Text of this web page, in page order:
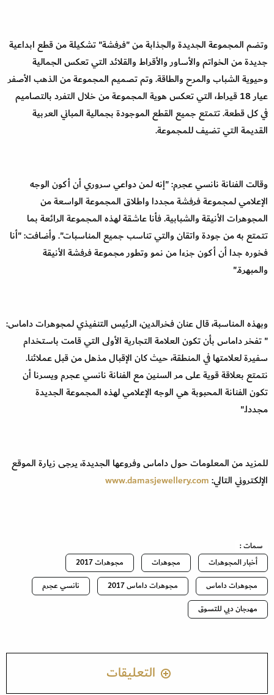
وتضم المجموعة الجديدة والجذابة من "فرفشة" تشكيلة من قطع ابداعية
جديدة من الخواتم والأساور والأقراط والقلائد التي تعكس الجمالية
وحيوية الشباب والمرح والطاقة. وتم تصميم المجموعة من الذهب الأصفر
عيار 18 قيراط، التي تعكس هوية المجموعة من خلال التفرد بالتصاميم
في كل قطعة. تتمتع جميع القطع الموجودة بجمالية المباني العربية
القديمة التي تضيف للمجموعة.
وقالت الفنانة نانسي عجرم: "إنه لمن دواعي سروري أن أكون الوجه
الإعلامي لمجموعة فرفشة مجددا واطلاق المجموعة الواسعة من
المجوهرات الأنيقة والشبابية. فأنا عاشقة لهذه المجموعة الرائعة بما
تتمتع به من جودة واتقان والتي تناسب جميع المناسبات". وأضافت: "أنا
فخوره جدا أن أكون جزءا من نمو وتطور مجموعة فرفشة الأنيقة
والمبهرة."
وبهذه المناسبة، قال عنان فخرالدين، الرئيس التنفيذي لمجوهرات داماس:
" تفخر داماس بأن تكون العلامة التجارية الأولى التي قامت باستخدام
سفيرة لعلامتها في المنطقة، حيث كان الإقبال مذهل من قبل عملائنا.
نتمتع بعلاقة قوية على مر السنين مع الفنانة نانسي عجرم ويسرنا أن
تكون الفنانة المحبوبة هي الوجه الإعلامي لهذه المجموعة الجديدة
مجددا."
للمزيد من المعلومات حول داماس وفروعها الجديدة، يرجى زيارة الموقع
الإلكتروني التالي:www.damasjewellery.com
سمات :
أخبار المجوهرات
مجوهرات
مجوهرات 2017
مجوهرات داماس
مجوهرات داماس 2017
نانسي عجرم
مهرجان دبي للتسوق
التعليقات